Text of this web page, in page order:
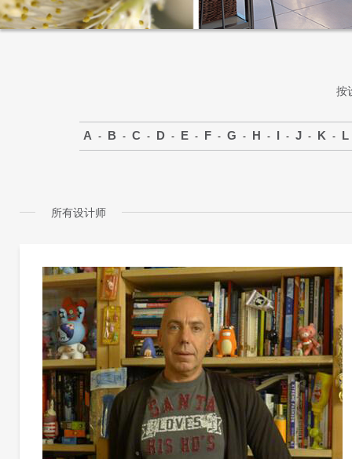
按
A - B - C - D - E - F - G - H - I - J - K - L
所有设计师